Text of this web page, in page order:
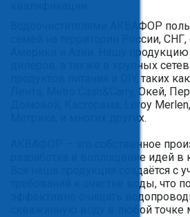
Водоочистителями АКВАФОР
семей на территории России,
Америки и Азии. Нашу
дилеров, а также в крупных
продуктов питания и DIY, таких
Лента, Metro Cash&Carry, Окей,
Домовой, Касторама, Leroy
Метрика, и многих других.
АКВАФОР – это собственное
разработка и воплощение идей в
Вся наша продукция создаётся с
требований к очистке воды, что
эффективно очищать
скважинную воду в любой точке